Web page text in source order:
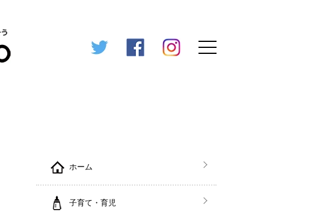
ホーム
子育て・育児